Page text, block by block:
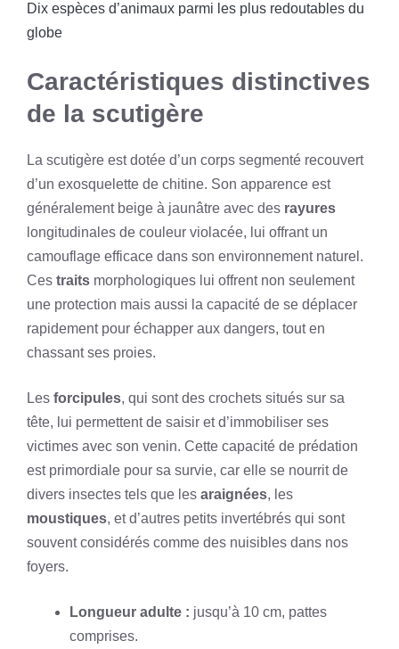
Dix espèces d’animaux parmi les plus redoutables du
globe
Caractéristiques distinctives
de la scutigère
La scutigère est dotée d’un corps segmenté recouvert
d’un exosquelette de chitine. Son apparence est
généralement beige à jaunâtre avec des rayures
longitudinales de couleur violacée, lui offrant un
camouflage efficace dans son environnement naturel.
Ces traits morphologiques lui offrent non seulement
une protection mais aussi la capacité de se déplacer
rapidement pour échapper aux dangers, tout en
chassant ses proies.
Les forcipules, qui sont des crochets situés sur sa
tête, lui permettent de saisir et d’immobiliser ses
victimes avec son venin. Cette capacité de prédation
est primordiale pour sa survie, car elle se nourrit de
divers insectes tels que les araignées, les
moustiques, et d’autres petits invertébrés qui sont
souvent considérés comme des nuisibles dans nos
foyers.
Longueur adulte : jusqu’à 10 cm, pattes
comprises.